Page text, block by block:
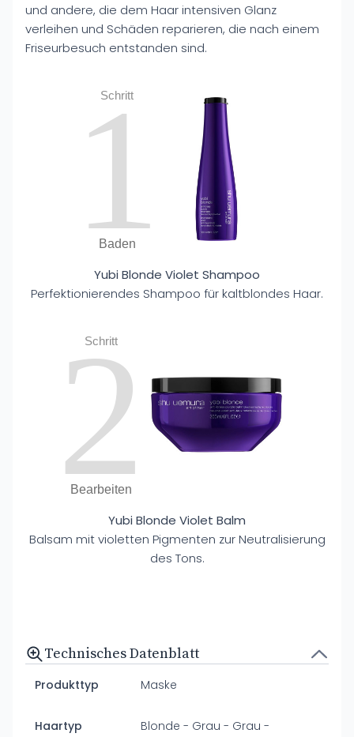
und andere, die dem Haar intensiven Glanz
verleihen und Schäden reparieren, die nach einem
Friseurbesuch entstanden sind.
Schritt
1
Baden
Yubi Blonde Violet Shampoo
Perfektionierendes Shampoo für kaltblondes Haar.
Schritt
2
Bearbeiten
Yubi Blonde Violet Balm
Balsam mit violetten Pigmenten zur Neutralisierung
des Tons.
Technisches Datenblatt
Produkttyp Maske
Haartyp
Blonde - Grau - Grau -